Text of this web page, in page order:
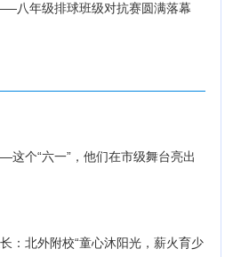
八年级排球班级对抗赛圆满落幕
个“六一”，他们在市级舞台亮出
：北外附校“童心沐阳光，薪火育少